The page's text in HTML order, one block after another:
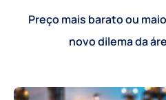
Preço mais barato ou
novo dilema da